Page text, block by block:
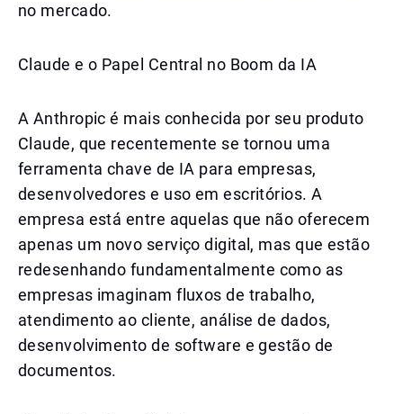
no mercado.
Claude e o Papel Central no Boom da IA
A Anthropic é mais conhecida por seu produto
Claude, que recentemente se tornou uma
ferramenta chave de IA para empresas,
desenvolvedores e uso em escritórios. A
empresa está entre aquelas que não oferecem
apenas um novo serviço digital, mas que estão
redesenhando fundamentalmente como as
empresas imaginam fluxos de trabalho,
atendimento ao cliente, análise de dados,
desenvolvimento de software e gestão de
documentos.